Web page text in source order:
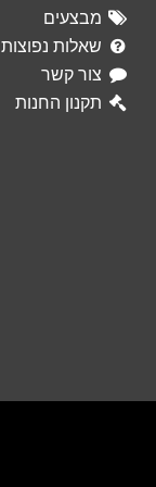
מבצעים
שאלות נפוצות
צור קשר
תקנון החנות